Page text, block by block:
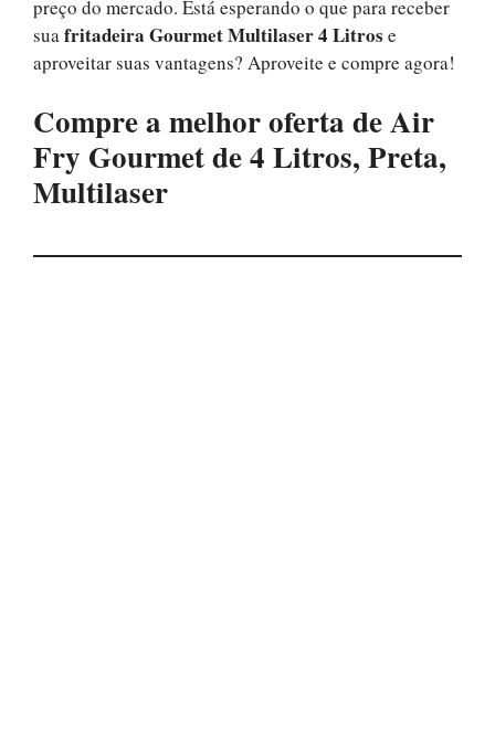
preço do mercado. Está esperando o que para receber
sua fritadeira Gourmet Multilaser 4 Litros e
aproveitar suas vantagens? Aproveite e compre agora!
Compre a melhor oferta deAir
Fry Gourmet de 4 Litros, Preta,
Multilaser